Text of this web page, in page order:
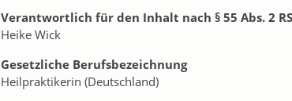
Verantwortlich für den Inhalt nach § 55 Abs. 2
Heike Wick
Gesetzliche Berufsbezeichnung
Heilpraktikerin (Deutschland)